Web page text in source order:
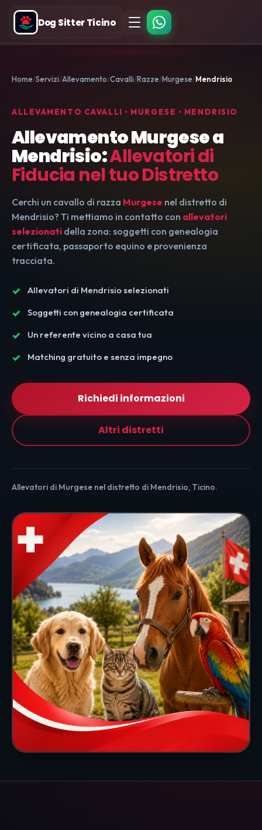
Dog Sitter Ticino
Home Servizi Allevamento Cavalli Razze Murgese Mendrisio
ALLEVAMENTO CAVALLI • MURGESE • MENDRISIO
Allevamento Murgese a
Mendrisio:Allevatori di
Fiducia nel tuo Distretto
Cerchi un cavallo di razza Murgese nel distretto di
Mendrisio? Ti mettiamo in contatto con allevatori
selezionati della zona: soggetti con genealogia
certificata, passaporto equino e provenienza
tracciata.
Allevatori di Mendrisio selezionati
Soggetti con genealogia certificata
Un referente vicino a casa tua
Matching gratuito e senza impegno
Richiedi informazioni
Altri distretti
Allevatori di Murgese nel distretto di Mendrisio, Ticino.